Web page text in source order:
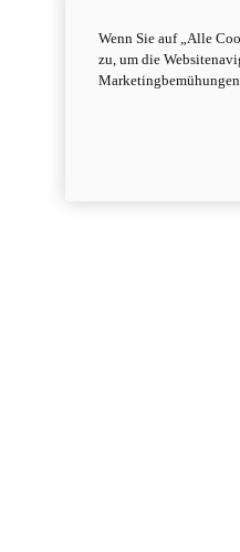
Wenn Sie auf „Alle
zu, um die